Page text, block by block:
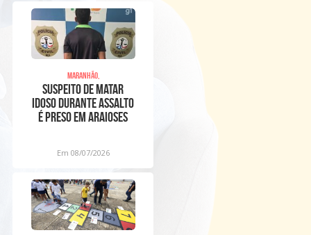
Maranhão,
Suspeito de matar
idoso durante assalto
é preso em Araioses
Em 08/07/2026